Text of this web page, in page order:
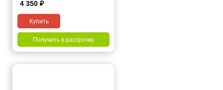
4 350 ₽
Купить
Получить в рассрочку